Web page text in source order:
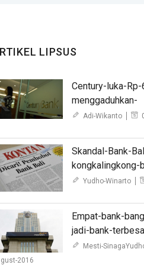
LIPSUS
Century-luka-
menggaduhkan-
Adi-Wikanto
Skandal-Bank-
kongkalingkong-
Yudho-Winarto
Empat-bank-
jadi-bank-
Mesti-
2016